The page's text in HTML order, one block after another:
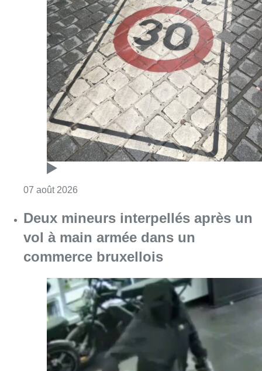
07 août 2026
Deux mineurs interpellés après un
vol à main armée dans un
commerce bruxellois